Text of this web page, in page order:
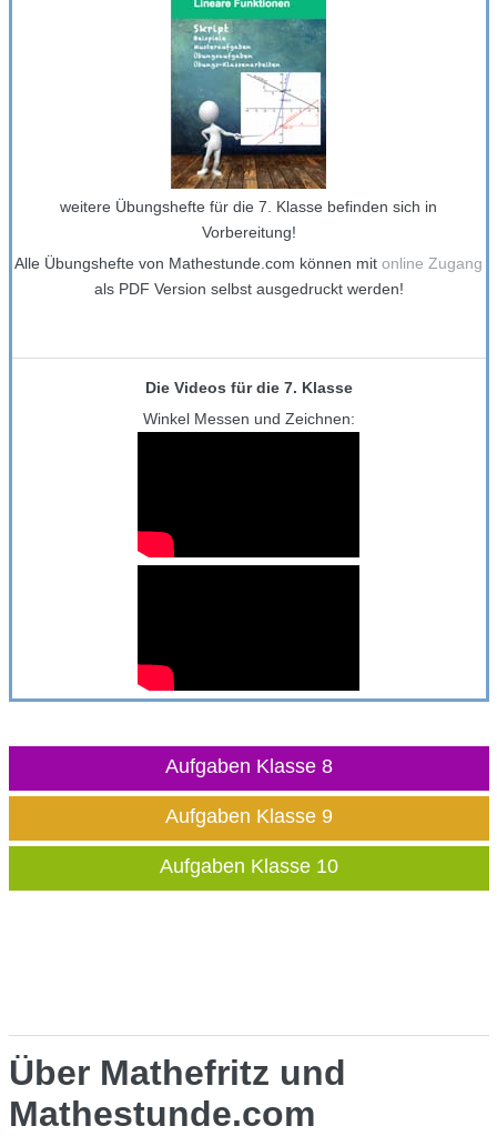
weitere Übungshefte für die 7. Klasse befinden sich in
Vorbereitung!
Alle Übungshefte von Mathestunde.com können mit online Zugang
als PDF Version selbst ausgedruckt werden!
Die Videos für die 7. Klasse
Winkel Messen und Zeichnen:
Aufgaben Klasse 8
Aufgaben Klasse 9
Aufgaben Klasse 10
Über Mathefritz und
Mathestunde.com